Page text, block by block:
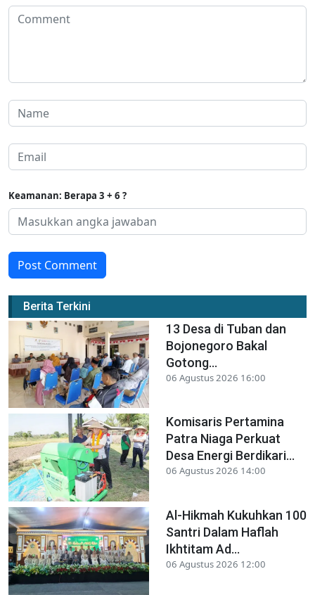
Keamanan: Berapa 3 + 6 ?
Post Comment
Berita Terkini
13 Desa di Tuban dan
Bojonegoro Bakal
Gotong...
06 Agustus 2026 16:00
Komisaris Pertamina
Patra Niaga Perkuat
Desa Energi Berdikari...
06 Agustus 2026 14:00
Al-Hikmah Kukuhkan 100
Santri Dalam Haflah
Ikhtitam Ad...
06 Agustus 2026 12:00